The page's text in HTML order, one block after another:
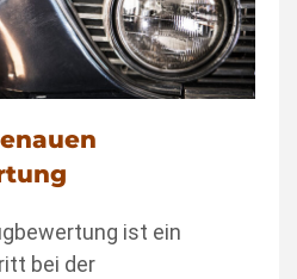
ist ein
bei der